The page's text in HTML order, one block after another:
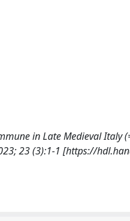
in Late Medieval Italy
23 (3):1-1 [https://